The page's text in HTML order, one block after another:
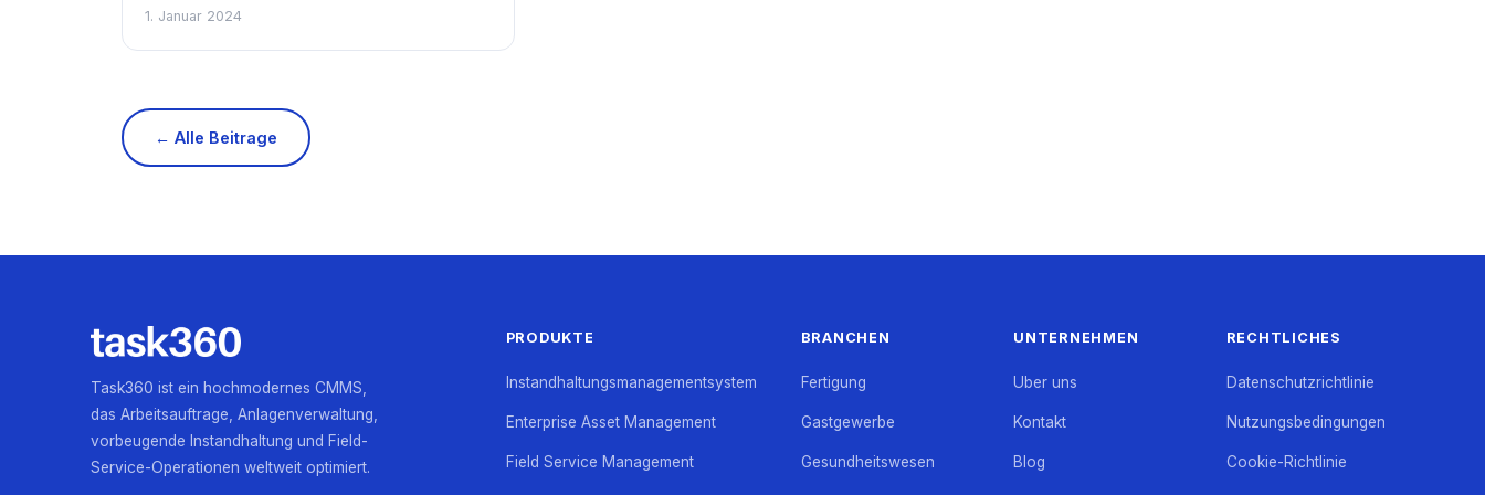
1. Januar 2024
← Alle Beitrage
Task360 ist ein hochmodernes CMMS,
das Arbeitsauftrage, Anlagenverwaltung,
vorbeugende Instandhaltung und Field-
Service-Operationen weltweit optimiert.
PRODUKTE
Instandhaltungsmanagementsystem
Enterprise Asset Management
Field Service Management
BRANCHEN
Fertigung
Gastgewerbe
Gesundheitswesen
UNTERNEHMEN
Uber uns
Kontakt
Blog
RECHTLICHES
Datenschutzrichtlinie
Nutzungsbedingungen
Cookie-Richtlinie